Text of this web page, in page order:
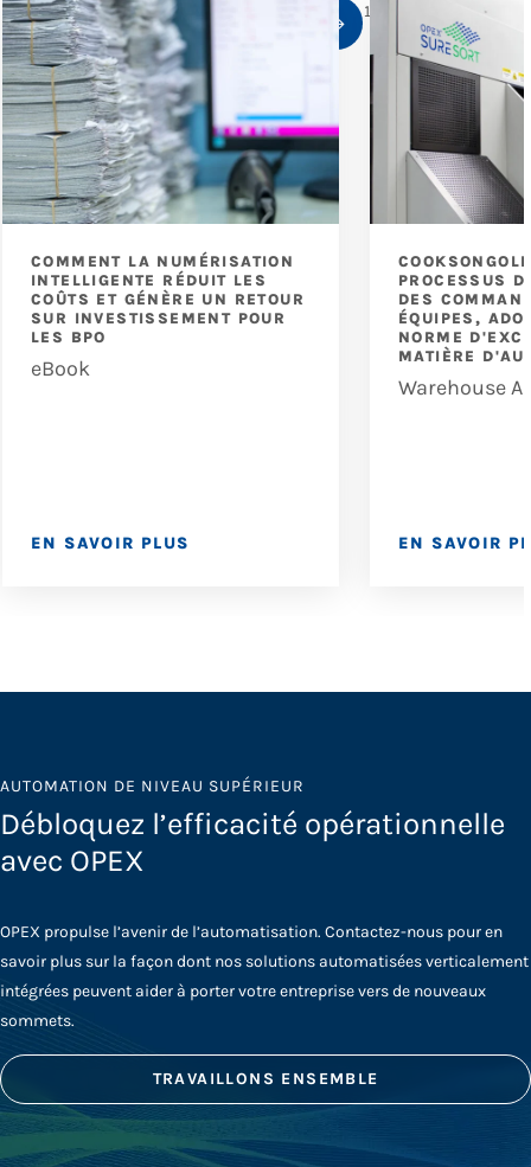
COMMENT LA NUMÉRISATION
INTELLIGENTE RÉDUIT LES
COÛTS ET GÉNÈRE UN RETOUR
SUR INVESTISSEMENT POUR
LES BPO
eBook
EN SAVOIR PLUS
PROCESSUS
DES
ÉQUIPES,
NORME
MATIÈRE
Warehouse
EN SAVOIR
1
AUTOMATION DE NIVEAU SUPÉRIEUR
Débloquez l’efficacité opérationnelle
avec OPEX
OPEX propulse l’avenir de l’automatisation. Contactez-nous pour en
savoir plus sur la façon dont nos solutions automatisées verticalement
intégrées peuvent aider à porter votre entreprise vers de nouveaux
sommets.
TRAVAILLONS ENSEMBLE